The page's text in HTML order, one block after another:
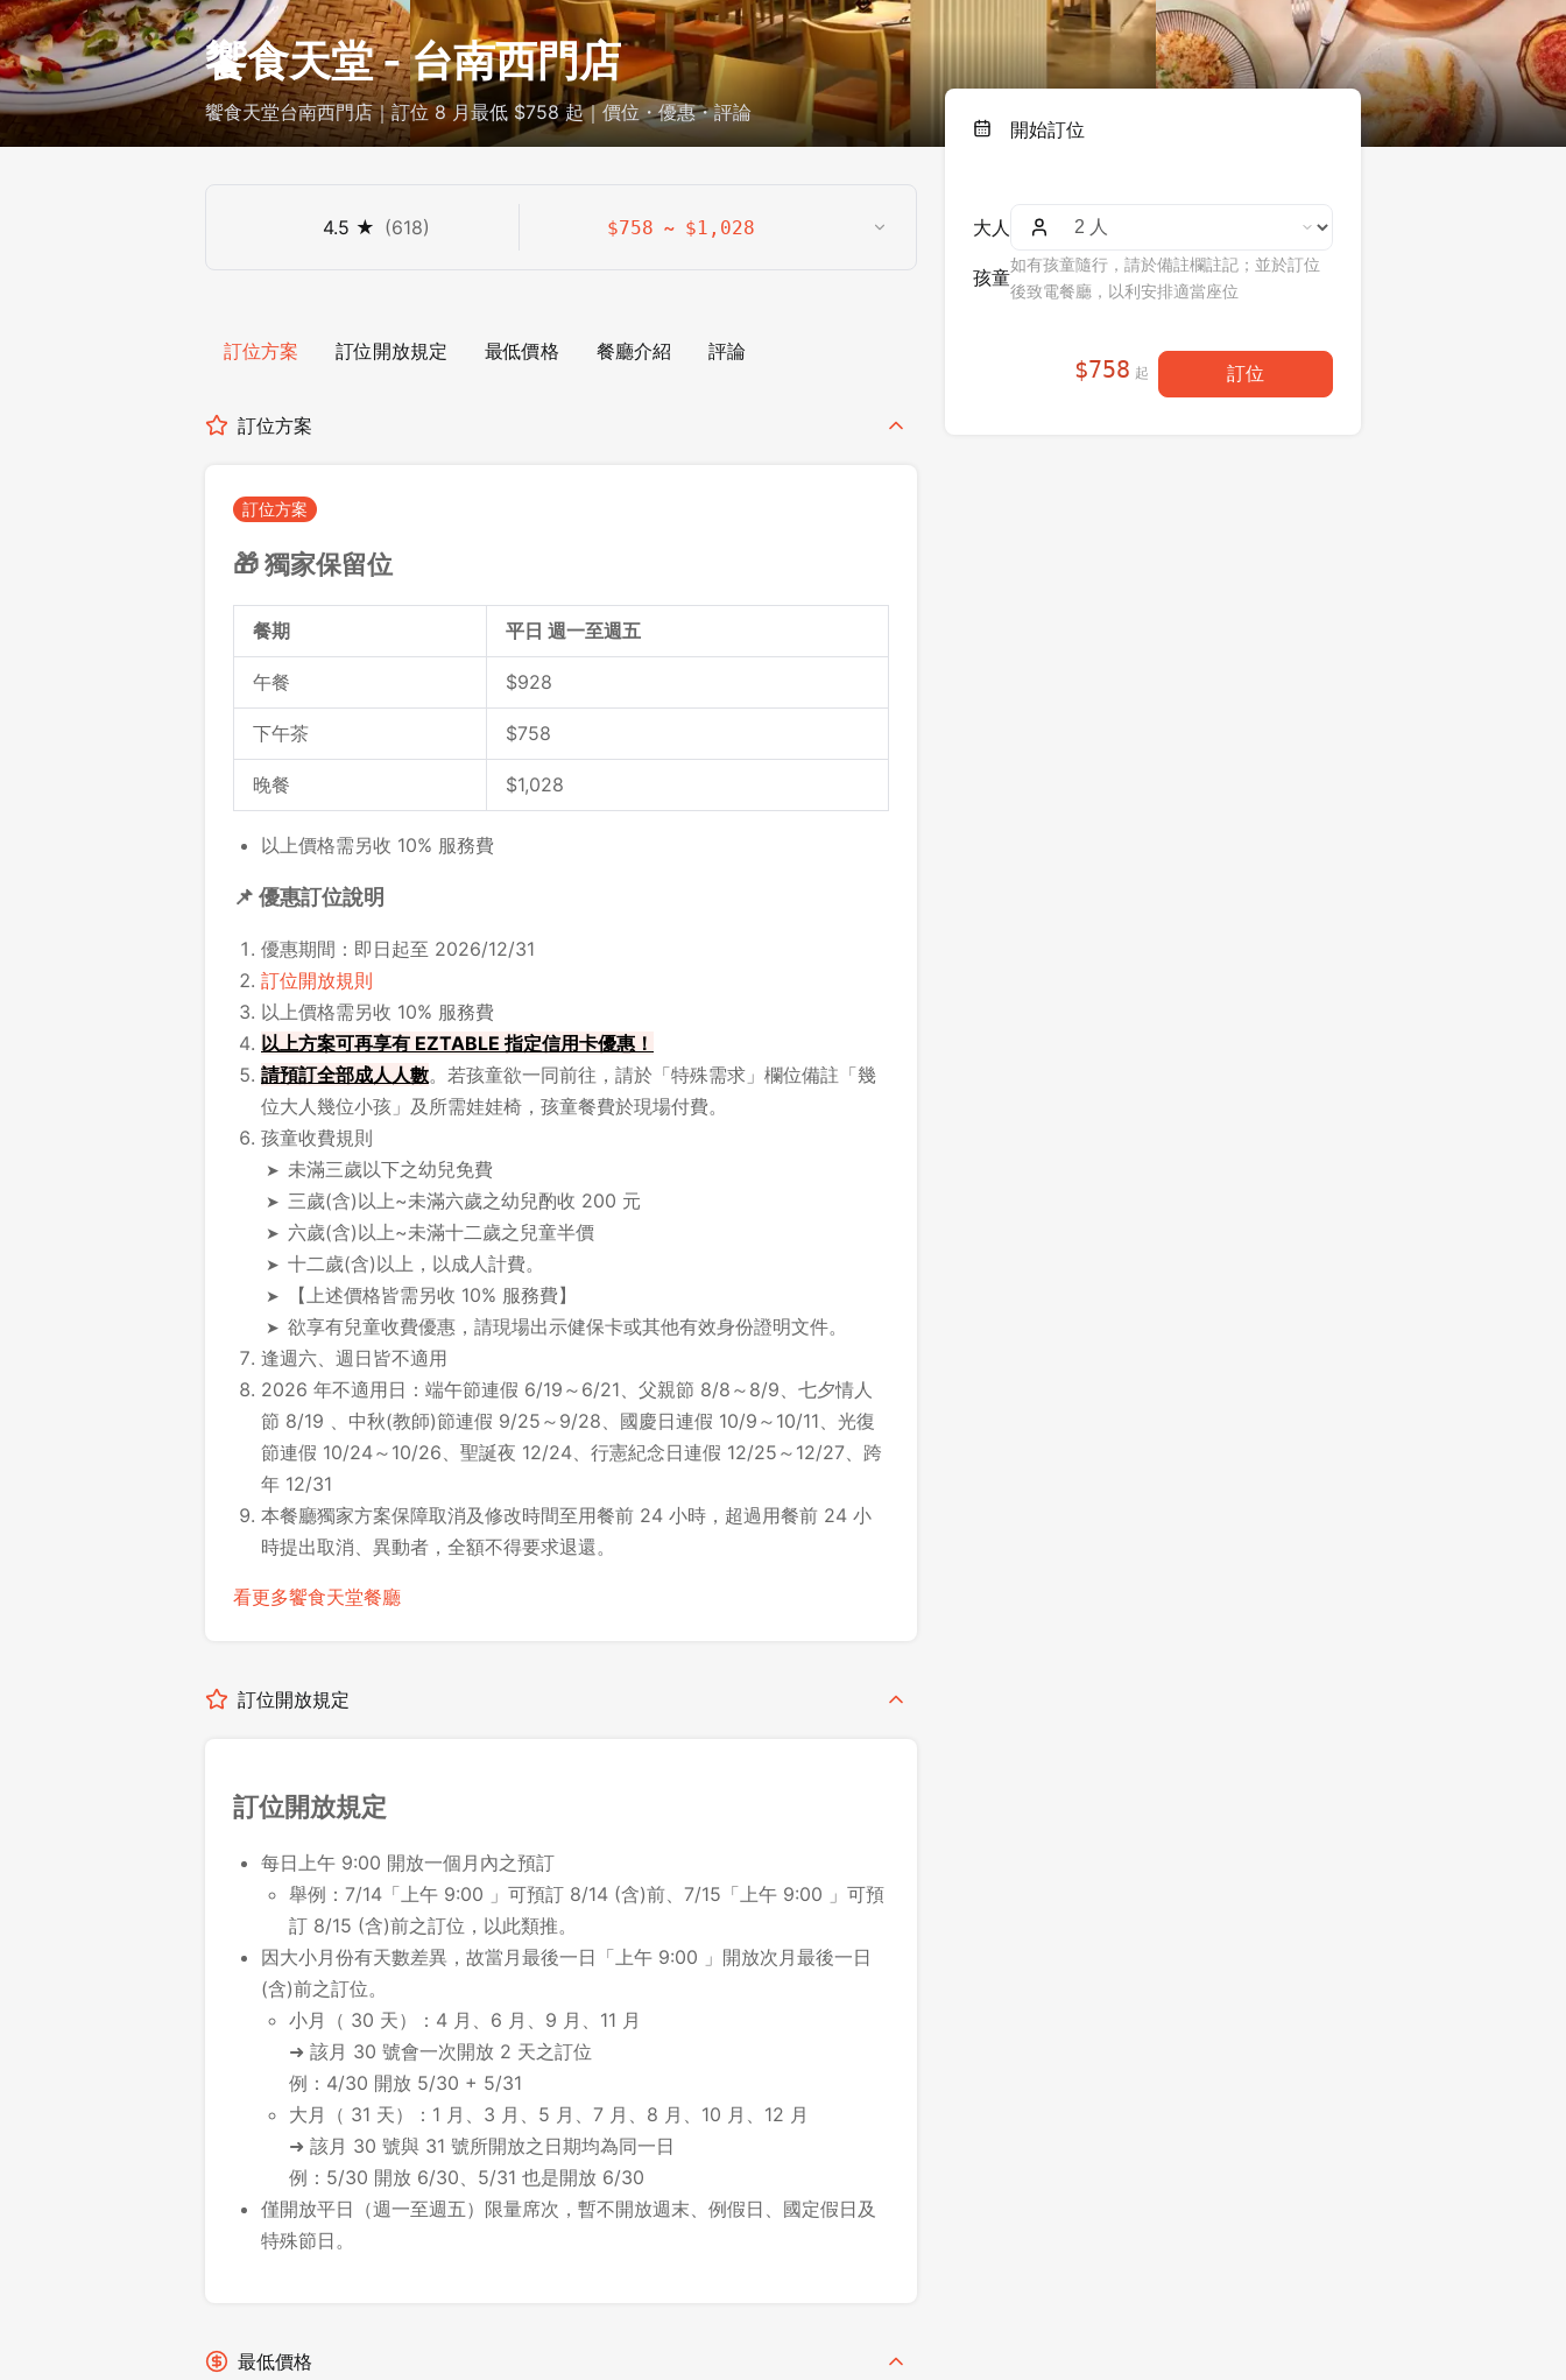
饗食天堂 - 台南西門店
饗食天堂台南西門店｜訂位 8 月最低 $758 起｜價位・優惠・評論
4.5 ★ (618) $758 ~ $1,028
訂位方案 訂位開放規定 最低價格 餐廳介紹 評論
訂位方案
訂位方案
🎁 獨家保留位
餐期 平日 週一至週五
午餐 $928
下午茶 $758
晚餐 $1,028
以上價格需另收 10% 服務費
📌 優惠訂位說明
優惠期間：即日起至 2026/12/31
訂位開放規則
以上價格需另收 10% 服務費
以上方案可再享有 EZTABLE 指定信用卡優惠！
請預訂全部成人人數。若孩童欲一同前往，請於「特殊需求」欄位備註「幾
位大人幾位小孩」及所需娃娃椅，孩童餐費於現場付費。
孩童收費規則
未滿三歲以下之幼兒免費
三歲(含)以上~未滿六歲之幼兒酌收 200 元
六歲(含)以上~未滿十二歲之兒童半價
十二歲(含)以上，以成人計費。
【上述價格皆需另收 10% 服務費】
欲享有兒童收費優惠，請現場出示健保卡或其他有效身份證明文件。
逢週六、週日皆不適用
2026 年不適用日：端午節連假 6/19～6/21、父親節 8/8～8/9、七夕情人
節 8/19 、中秋(教師)節連假 9/25～9/28、國慶日連假 10/9～10/11、光復
節連假 10/24～10/26、聖誕夜 12/24、行憲紀念日連假 12/25～12/27、跨
年 12/31
本餐廳獨家方案保障取消及修改時間至用餐前 24 小時，超過用餐前 24 小
時提出取消、異動者，全額不得要求退還。
看更多饗食天堂餐廳
訂位開放規定
訂位開放規定
每日上午 9:00 開放一個月內之預訂
舉例：7/14「上午 9:00 」可預訂 8/14 (含)前、7/15「上午 9:00 」可預
訂 8/15 (含)前之訂位，以此類推。
因大小月份有天數差異，故當月最後一日「上午 9:00 」開放次月最後一日
(含)前之訂位。
小月（ 30 天）：4 月、6 月、9 月、11 月
➜ 該月 30 號會一次開放 2 天之訂位
例：4/30 開放 5/30 + 5/31
大月（ 31 天）：1 月、3 月、5 月、7 月、8 月、10 月、12 月
➜ 該月 30 號與 31 號所開放之日期均為同一日
例：5/30 開放 6/30、5/31 也是開放 6/30
僅開放平日（週一至週五）限量席次，暫不開放週末、例假日、國定假日及
特殊節日。
最低價格
開始訂位
大人
孩童
如有孩童隨行，請於備註欄註記；並於訂位
後致電餐廳，以利安排適當座位
$758 起 訂位
先不要